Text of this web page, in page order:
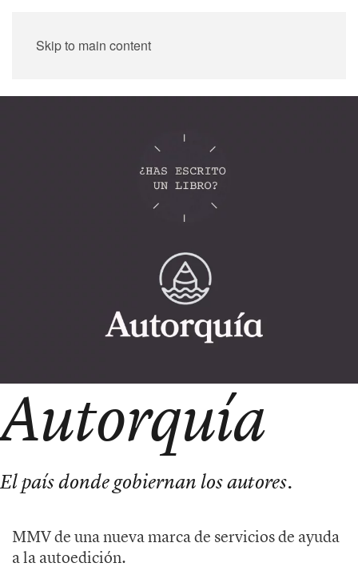
Skip to main content
Autorquía
El país donde gobiernan los autores.
MMV de una nueva marca de servicios de ayuda
a la autoedición.